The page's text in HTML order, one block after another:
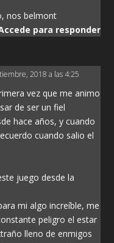
nos belmont
para responder
2018 a las 4:25
vez que me animo
de ser un fiel
hace años, y cuando
cuando salio el
juego desde la
mi algo increíble, me
peligro el estar
lleno de enmigos